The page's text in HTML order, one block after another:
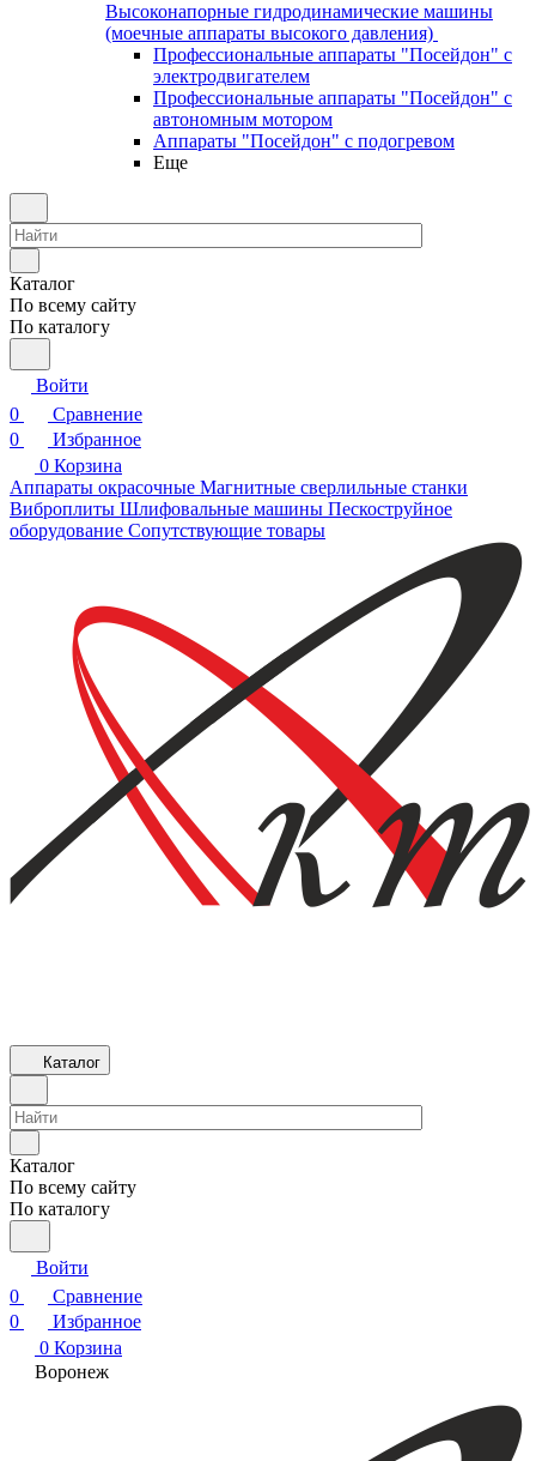
Высоконапорные гидродинамические машины
(моечные аппараты высокого давления)
Профессиональные аппараты "Посейдон" с
электродвигателем
Профессиональные аппараты "Посейдон" с
автономным мотором
Аппараты "Посейдон" с подогревом
Еще
Каталог
По всему сайту
По каталогу
Войти
0
Сравнение
0
Избранное
0 Корзина
Аппараты окрасочные Магнитные сверлильные станки
Виброплиты Шлифовальные машины Пескоструйное
оборудование Сопутствующие товары
Каталог
Каталог
По всему сайту
По каталогу
Войти
0
Сравнение
0
Избранное
0 Корзина
Воронеж